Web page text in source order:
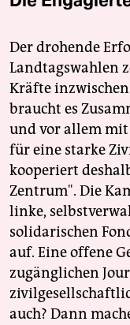
Der drohende
Landtagswahlen
Kräfte
braucht es
und vor allem mit
für eine starke
kooperiert
Zentrum". Die
linke,
solidarischen
auf. Eine offene
zugänglichen
auch? Dann